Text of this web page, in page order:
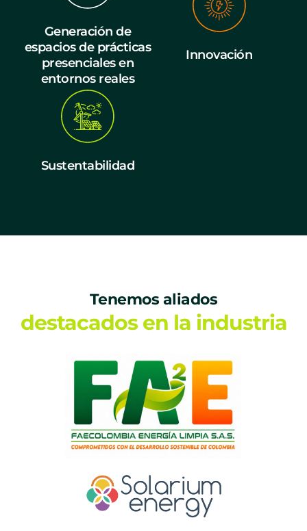
Generación de
espacios de prácticas
presenciales en
entornos reales
Innovación
Sustentabilidad
Tenemos aliados
destacados en la industria